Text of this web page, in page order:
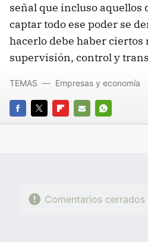
señal que incluso aquellos
captar todo ese poder se
hacerlo debe haber ciertos
supervisión, control y
FACEBOOK
TWITTERFLIPBOARD
E-
WHATSAPP
TEMAS Empresas y economía
Comentarios cerrados